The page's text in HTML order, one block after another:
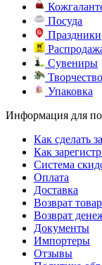
Посуда
Праздники
Сувениры
Творчество
Упаковка
Информация для
Как сделать
Как
Система
Оплата
Доставка
Возврат
Возврат
Документы
Импортеры
Отзывы